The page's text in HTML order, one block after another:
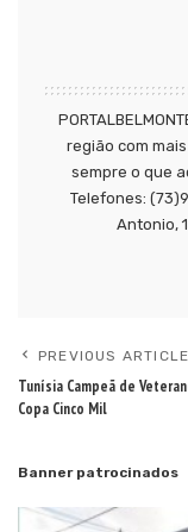
região com
sempre o que
Telefones:
Antonio,
Banner patrocinados